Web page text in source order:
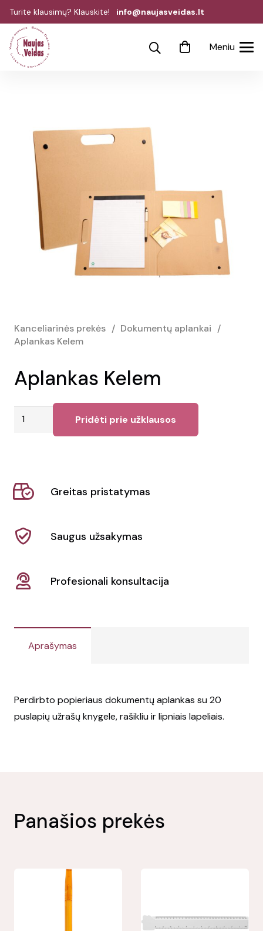
Turite klausimų? Klauskite! info@naujasveidas.lt
Meniu
Kanceliarinės prekės / Dokumentų aplankai /
Aplankas Kelem
Aplankas Kelem
produkto
Pridėti prie užklausos
Greitas pristatymas
Saugus užsakymas
Profesionali konsultacija
Aprašymas
Perdirbto popieriaus dokumentų aplankas su 20
puslapių užrašų knygele, rašikliu ir lipniais lapeliais.
Panašios prekės